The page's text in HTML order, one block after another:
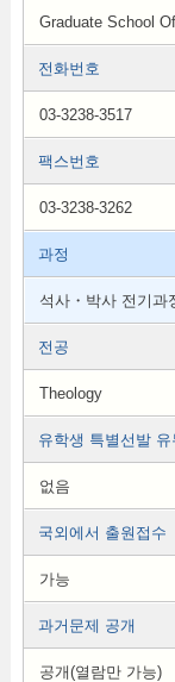
Graduate School
전화번호
03-3238-3517
팩스번호
03-3238-3262
과정
석사・박사 전기과
전공
Theology
유학생 특별선발 유
없음
국외에서 출원접수
가능
과거문제 공개
공개(열람만 가능)